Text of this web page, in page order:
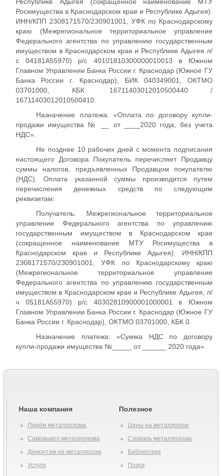
Республике Адыгея (сокращенное наименование МТУ
Росимущества в Краснодарском крае и Республике Адыгея).
ИНН/КПП 2308171570/230901001, УФК по Краснодарскому
краю (Межрегиональное территориальное управление
Федерального агентства по управлению государственным
имуществом в Краснодарском крае и Республике Адыгея л/
с 04181А55970) р/с 40101810300000010013 в Южном
Главном Управлении Банка России г. Краснодар (Южное ГУ
Банка России г. Краснодар), БИК 040349001, ОКТМО
03701000, КБК: 16711403012010500440 /
16711403012010500410.
Назначение платежа: «Оплата по договору купли-
продажи имущества № __ от ____2020 года, без учета
НДС».
Не позднее 10 рабочих дней с момента подписания
настоящего Договора Покупатель перечисляет Продавцу
суммы налогов, предъявленных Продавцом покупателю
(НДС). Оплата указанной суммы производится путем
перечисления денежных средств по следующим
реквизитам:
Получатель: Межрегиональное территориальное
управление Федерального агентства по управлению
государственным имуществом в Краснодарском крае
(сокращенное наименование МТУ Росимущества в
Краснодарском крае и Республике Адыгея). ИНН/КПП
2308171570/230901001, УФК по Краснодарскому краю
(Межрегиональное территориальное управление
Федерального агентства по управлению государственным
имуществом в Краснодарском крае и Республике Адыгея, л/
ч 05181А55970) р/с 40302810900001000001 в Южном
Главном Управлении Банка России г. Краснодар (Южное ГУ
Банка России г. Краснодар), ОКТМО 03701000, КБК 0.
Назначение платежа: «Сумма НДС по договору
купли-продажи имущества №_____ от ______ 2020 года».
Наша компания
Приём металлолома
Самовывоз металлолома
Демонтаж на металлолом
Услуги
Полезное
Цены на металлолом
Словарь металлолома
Библиотека
Поиск